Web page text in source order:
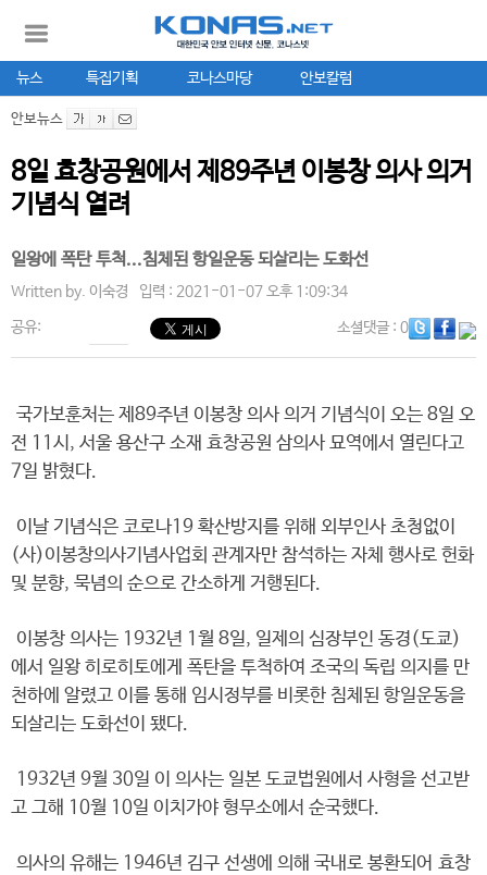
뉴스 특집기획 코나스마당 안보칼럼
안보뉴스
8일 효창공원에서 제89주년 이봉창 의사 의거
기념식 열려
일왕에 폭탄 투척...침체된 항일운동 되살리는 도화선
Written by. 이숙경 입력 : 2021-01-07 오후 1:09:34
공유: 소셜댓글: 0
국가보훈처는 제89주년 이봉창 의사 의거 기념식이 오는 8일 오
전 11시, 서울 용산구 소재 효창공원 삼의사 묘역에서 열린다고
7일 밝혔다.
이날 기념식은 코로나19 확산방지를 위해 외부인사 초청없이
(사)이봉창의사기념사업회 관계자만 참석하는 자체 행사로 헌화
및 분향, 묵념의 순으로 간소하게 거행된다.
이봉창 의사는 1932년 1월 8일, 일제의 심장부인 동경(도쿄)
에서 일왕 히로히토에게 폭탄을 투척하여 조국의 독립 의지를 만
천하에 알렸고 이를 통해 임시정부를 비롯한 침체된 항일운동을
되살리는 도화선이 됐다.
1932년 9월 30일 이 의사는 일본 도쿄법원에서 사형을 선고받
고 그해 10월 10일 이치가야 형무소에서 순국했다.
의사의 유해는 1946년 김구 선생에 의해 국내로 봉환되어 효창